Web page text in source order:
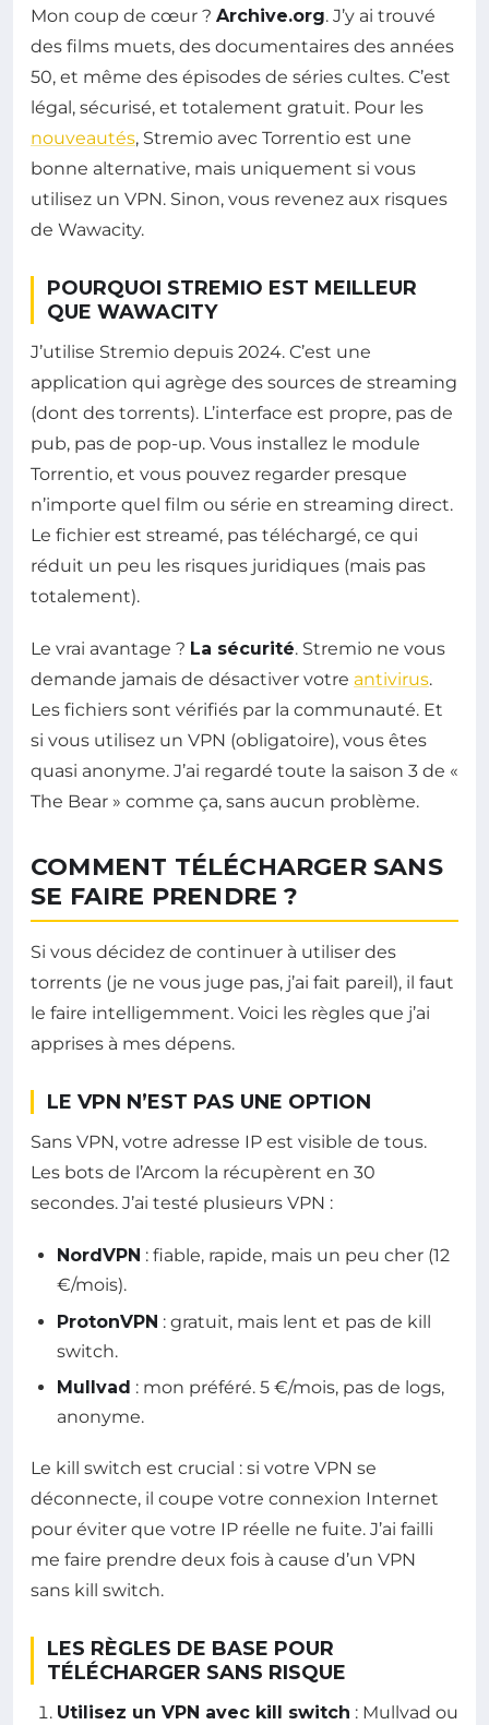
Mon coup de cœur ? Archive.org. J’y ai trouvé
des films muets, des documentaires des années
50, et même des épisodes de séries cultes. C’est
légal, sécurisé, et totalement gratuit. Pour les
nouveautés, Stremio avec Torrentio est une
bonne alternative, mais uniquement si vous
utilisez un VPN. Sinon, vous revenez aux risques
de Wawacity.
POURQUOI STREMIO EST MEILLEUR
QUE WAWACITY
J’utilise Stremio depuis 2024. C’est une
application qui agrège des sources de streaming
(dont des torrents). L’interface est propre, pas de
pub, pas de pop-up. Vous installez le module
Torrentio, et vous pouvez regarder presque
n’importe quel film ou série en streaming direct.
Le fichier est streamé, pas téléchargé, ce qui
réduit un peu les risques juridiques (mais pas
totalement).
Le vrai avantage ? La sécurité. Stremio ne vous
demande jamais de désactiver votre antivirus.
Les fichiers sont vérifiés par la communauté. Et
si vous utilisez un VPN (obligatoire), vous êtes
quasi anonyme. J’ai regardé toute la saison 3 de «
The Bear » comme ça, sans aucun problème.
COMMENT TÉLÉCHARGER SANS
SE FAIRE PRENDRE ?
Si vous décidez de continuer à utiliser des
torrents (je ne vous juge pas, j’ai fait pareil), il faut
le faire intelligemment. Voici les règles que j’ai
apprises à mes dépens.
LE VPN N’EST PAS UNE OPTION
Sans VPN, votre adresse IP est visible de tous.
Les bots de l’Arcom la récupèrent en 30
secondes. J’ai testé plusieurs VPN :
NordVPN : fiable, rapide, mais un peu cher (12
€/mois).
ProtonVPN : gratuit, mais lent et pas de kill
switch.
Mullvad : mon préféré. 5 €/mois, pas de logs,
anonyme.
Le kill switch est crucial : si votre VPN se
déconnecte, il coupe votre connexion Internet
pour éviter que votre IP réelle ne fuite. J’ai failli
me faire prendre deux fois à cause d’un VPN
sans kill switch.
LES RÈGLES DE BASE POUR
TÉLÉCHARGER SANS RISQUE
Utilisez un VPN avec kill switch : Mullvad ou